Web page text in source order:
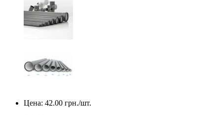
Цена: 42.00 грн./шт.